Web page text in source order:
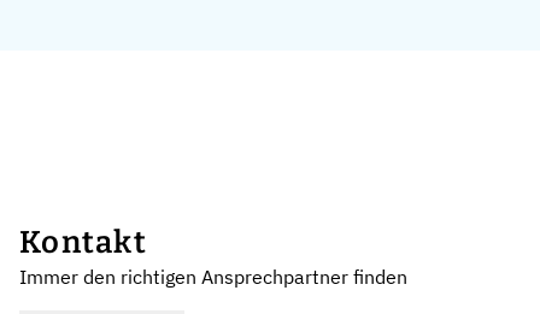
Kontakt
Immer den richtigen Ansprechpartner finden